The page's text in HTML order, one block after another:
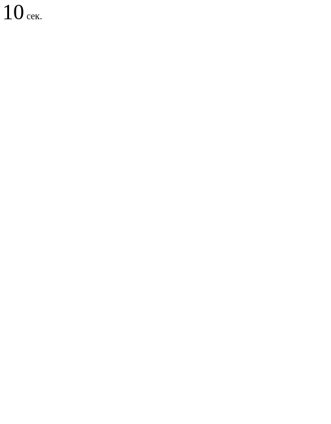
10 сек.